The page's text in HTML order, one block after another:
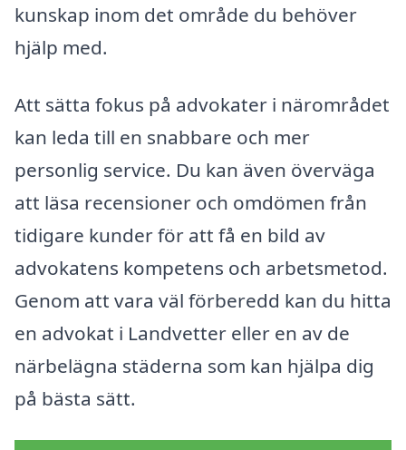
kunskap inom det område du behöver
hjälp med.
Att sätta fokus på advokater i närområdet
kan leda till en snabbare och mer
personlig service. Du kan även överväga
att läsa recensioner och omdömen från
tidigare kunder för att få en bild av
advokatens kompetens och arbetsmetod.
Genom att vara väl förberedd kan du hitta
en advokat i Landvetter eller en av de
närbelägna städerna som kan hjälpa dig
på bästa sätt.